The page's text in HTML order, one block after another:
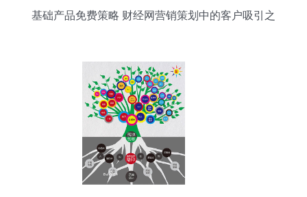
基础产品免费策略 财经网营销策划中的客户吸引之